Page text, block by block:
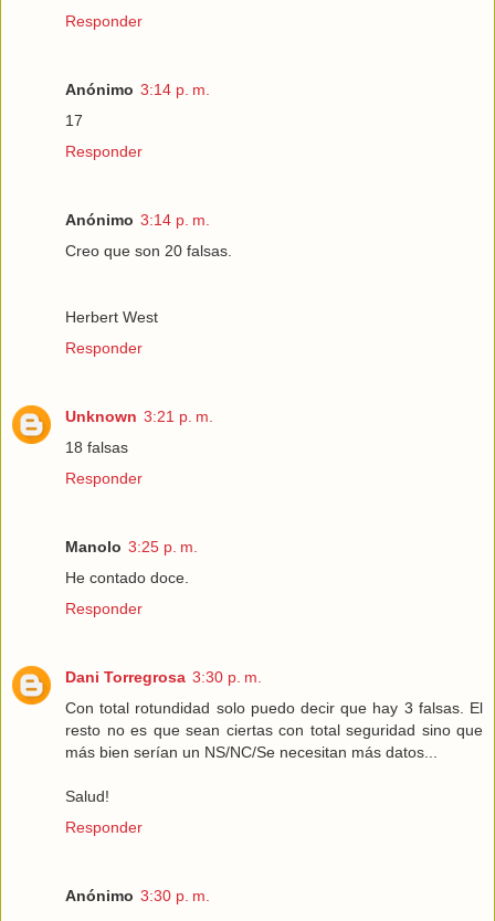
Responder
Anónimo 3:14 p. m.
17
Responder
Anónimo 3:14 p. m.
Creo que son 20 falsas.
Herbert West
Responder
Unknown 3:21 p. m.
18 falsas
Responder
Manolo 3:25 p. m.
He contado doce.
Responder
Dani Torregrosa 3:30 p. m.
Con total rotundidad solo puedo decir que hay 3 falsas. El
resto no es que sean ciertas con total seguridad sino que
más bien serían un NS/NC/Se necesitan más datos...
Salud!
Responder
Anónimo 3:30 p. m.